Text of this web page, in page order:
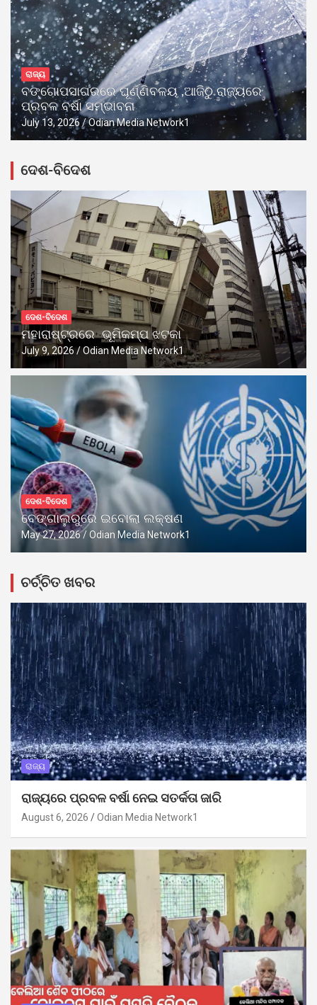
ରାଜ୍ୟ
ବଙ୍ଗୋପସାଗରରେ ଘୂର୍ଣ୍ଣିବଳୟ ,ଆଜିଠୁ ରାଜ୍ୟରେ
ପ୍ରବଳ ବର୍ଷା ସମ୍ଭାବନା
July 13, 2026 Odian Media Network1
ଦେଶ-ବିଦେଶ
ଦେଶ-ବିଦେଶ
ମହାରାଷ୍ଟ୍ରରେ ଭୂମିକମ୍ପ ଝଟକା
July 9, 2026 Odian Media Network1
ଦେଶ-ବିଦେଶ
ବେଙ୍ଗାଲୁରୁରେ ଇବୋଲା ଲକ୍ଷଣ
May 27, 2026 Odian Media Network1
ଚର୍ଚ୍ଚିତ ଖବର
ରାଜ୍ୟ
ରାଜ୍ୟରେ ପ୍ରବଳ ବର୍ଷା ନେଇ ସତର୍କତା ଜାରି
August 6, 2026 Odian Media Network1